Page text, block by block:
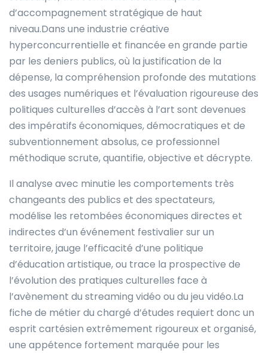
d’accompagnement stratégique de haut
niveau.Dans une industrie créative
hyperconcurrentielle et financée en grande partie
par les deniers publics, où la justification de la
dépense, la compréhension profonde des mutations
des usages numériques et l’évaluation rigoureuse des
politiques culturelles d’accès à l’art sont devenues
des impératifs économiques, démocratiques et de
subventionnement absolus, ce professionnel
méthodique scrute, quantifie, objective et décrypte.
Il analyse avec minutie les comportements très
changeants des publics et des spectateurs,
modélise les retombées économiques directes et
indirectes d’un événement festivalier sur un
territoire, jauge l’efficacité d’une politique
d’éducation artistique, ou trace la prospective de
l’évolution des pratiques culturelles face à
l’avènement du streaming vidéo ou du jeu vidéo.La
fiche de métier du chargé d’études requiert donc un
esprit cartésien extrêmement rigoureux et organisé,
une appétence fortement marquée pour les